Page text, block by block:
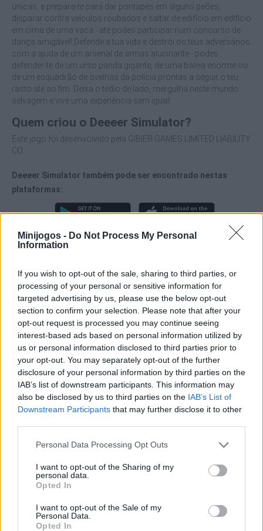
Minijogos - Do Not Process My Personal
Information
If you wish to opt-out of the sale, sharing to third parties, or
processing of your personal or sensitive information for
targeted advertising by us, please use the below opt-out
section to confirm your selection. Please note that after your
opt-out request is processed you may continue seeing
interest-based ads based on personal information utilized by
us or personal information disclosed to third parties prior to
your opt-out. You may separately opt-out of the further
disclosure of your personal information by third parties on the
IAB’s list of downstream participants. This information may
also be disclosed by us to third parties on the IAB’s List of
Downstream Participants that may further disclose it to other
Personal Data Processing Opt Outs
I want to opt-out of the Sharing of my
personal data.
Opted In
I want to opt-out of the Sale of my
Personal Data.
Opted In
únicas, e prepara-te para dar pontapés em alguns peões,
disparar contra veículos roubados e saltar de edifício em edifício
em cima de uma vaca - até podes participar num concurso de
dança amigável! Defende a tua vida e destrói os teus adversários
com a ajuda de um arsenal de armas alucinante - podes
defender-te de um urso panda gigante, de uma baleia enorme ou
de um esquadrão de ovelhas da polícia prontas a seguir o teu
rasto até ao fim. Deixa o tédio de lado, mergulha neste mundo
selvagem e vive uma experiência sem igual!
Quem criou o Deeeer Simulator?
Este jogo foi desenvolvido pela GIBIER GAMES LIMITED LIABILITY
CO.
Deeeer Simulator também pode ser encontrado nestas
plataformas:
Etiquetas
JOGOS DE AVENTURAS
JOGOS DE AÇÃO
JOGOS DE GERENCIAMENTO
COLEÇÕES DE JOGOS
JOGOS EM 3D